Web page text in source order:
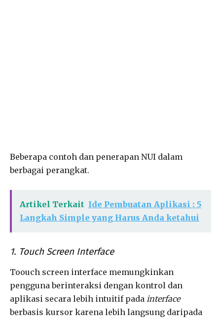
Beberapa contoh dan penerapan NUI dalam
berbagai perangkat.
Artikel Terkait Ide Pembuatan Aplikasi : 5
Langkah Simple yang Harus Anda ketahui
1. Touch Screen Interface
Toouch screen interface memungkinkan
pengguna berinteraksi dengan kontrol dan
aplikasi secara lebih intuitif pada interface
berbasis kursor karena lebih langsung daripada